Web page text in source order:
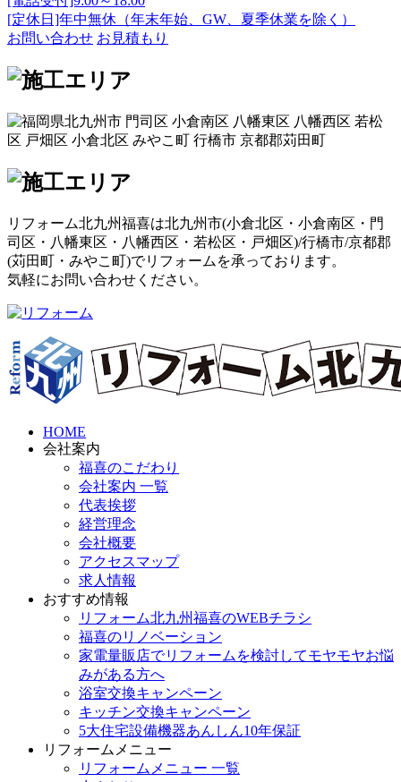
[定休日]年中無休（年末年始、GW、夏季休業を除く）
お問い合わせ お見積もり
リフォーム北九州福喜は北九州市(小倉北区 ・ 小倉南区 ・ 門
司区 ・ 八幡東区 ・ 八幡西区 ・ 若松区 ・ 戸畑区)/行橋市/京都郡
(苅田町 ・ みやこ町)でリフォームを承っております。
気軽にお問い合わせください。
HOME
会社案内
福喜のこだわり
会社案内 一覧
代表挨拶
経営理念
会社概要
アクセスマップ
求人情報
おすすめ情報
リフォーム北九州福喜のWEBチラシ
福喜のリノベーション
家電量販店でリフォームを検討してモヤモヤお悩
みがある方へ
浴室交換キャンペーン
キッチン交換キャンペーン
5大住宅設備機器あんしん10年保証
リフォームメニュー
リフォームメニュー 一覧